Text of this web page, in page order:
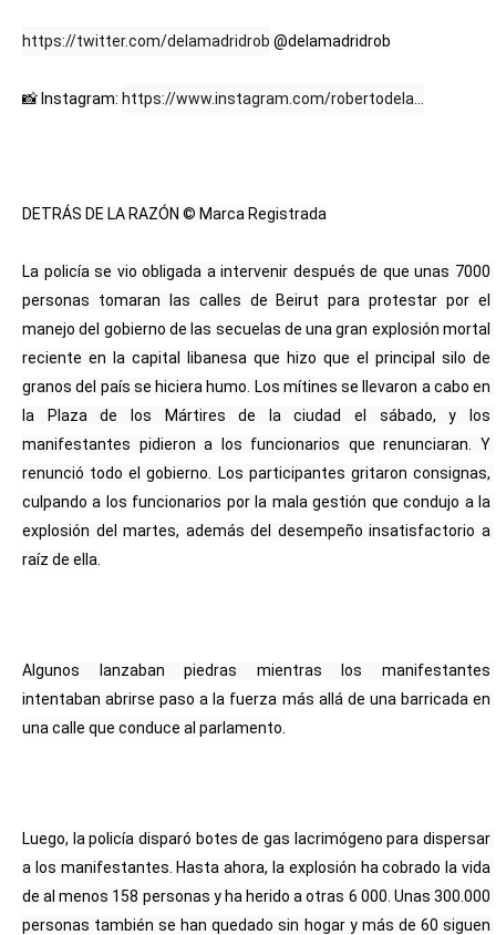
https://twitter.com/delamadridrob @delamadridrob
📸 Instagram: https://www.instagram.com/robertodela...
DETRÁS DE LA RAZÓN © Marca Registrada
La policía se vio obligada a intervenir después de que unas 7000
personas tomaran las calles de Beirut para protestar por el
manejo del gobierno de las secuelas de una gran explosión mortal
reciente en la capital libanesa que hizo que el principal silo de
granos del país se hiciera humo. Los mítines se llevaron a cabo en
la Plaza de los Mártires de la ciudad el sábado, y los
manifestantes pidieron a los funcionarios que renunciaran. Y
renunció todo el gobierno. Los participantes gritaron consignas,
culpando a los funcionarios por la mala gestión que condujo a la
explosión del martes, además del desempeño insatisfactorio a
raíz de ella.
Algunos lanzaban piedras mientras los manifestantes
intentaban abrirse paso a la fuerza más allá de una barricada en
una calle que conduce al parlamento.
Luego, la policía disparó botes de gas lacrimógeno para dispersar
a los manifestantes. Hasta ahora, la explosión ha cobrado la vida
de al menos 158 personas y ha herido a otras 6 000. Unas 300.000
personas también se han quedado sin hogar y más de 60 siguen